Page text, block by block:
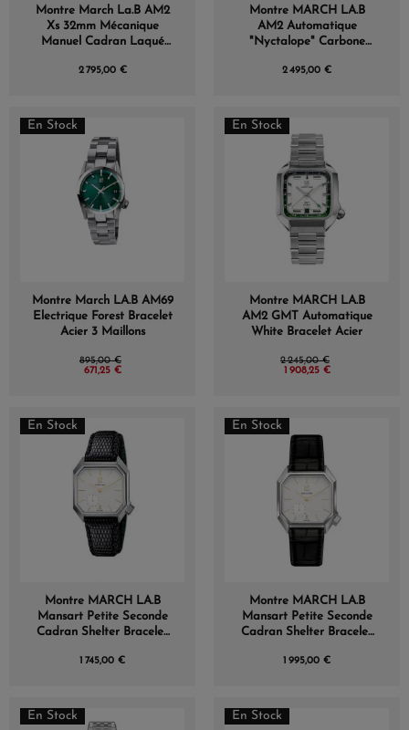
Montre March La.B AM2
Xs 32mm Mécanique
Manuel Cadran Laqué
2 795,00 €
Montre MARCH LA.B
AM2 Automatique
"Nyctalope" Carbone
2 495,00 €
En Stock
Montre March LA.B AM69
Electrique Forest Bracelet
Acier 3 Maillons
895,00 €
671,25 €
En Stock
Montre MARCH LA.B
AM2 GMT Automatique
White Bracelet Acier
2 245,00 €
1 908,25 €
En Stock
Montre MARCH LA.B
Mansart Petite Seconde
Cadran Shelter Bracelet
1 745,00 €
En Stock
Montre MARCH LA.B
Mansart Petite Seconde
Cadran Shelter Bracelet
1 995,00 €
En Stock En Stock